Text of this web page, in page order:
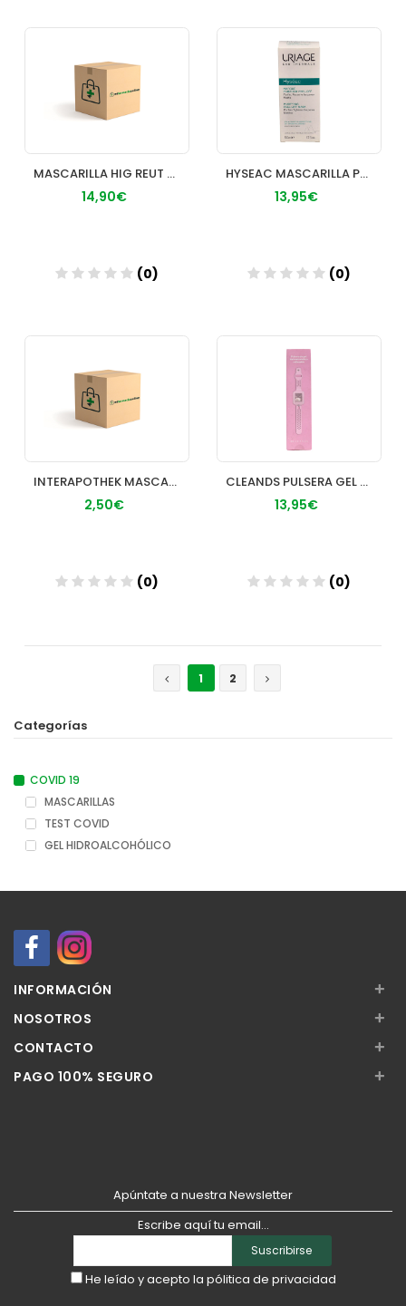
Añadir
MASCARILLA HIG REUT R40 LV JUNIOR BLA 1U
14,90€
(0)
HYSEAC MASCARILLA PURIFICANTE PEEL OFF URIAGE 50
13,95€
(0)
Añadir
INTERAPOTHEK MASCARILLA QUI IIR AZUL 10U
2,50€
(0)
CLEANDS PULSERA GEL HIDROALCOHOLICO ROSA
13,95€
(0)
1
2
Categorías
COVID 19
MASCARILLAS
TEST COVID
GEL HIDROALCOHÓLICO
INFORMACIÓN +
NOSOTROS +
CONTACTO +
PAGO 100% SEGURO +
Apúntate a nuestra Newsletter
Escribe aquí tu email...
Suscribirse
He leído y acepto la pólitica de privacidad